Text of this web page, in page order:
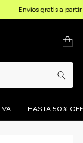
Envíos gratis a
HASTA 50% OFF